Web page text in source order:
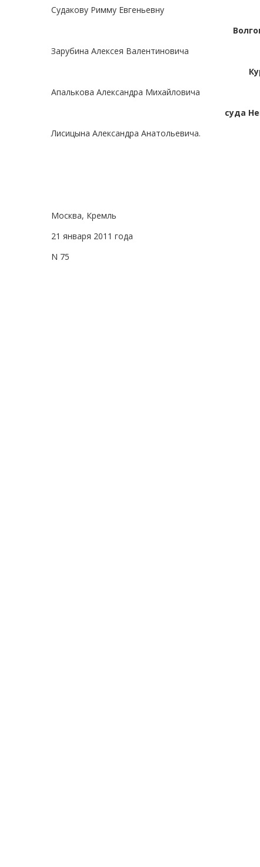
Судакову Римму Евгеньевну
Зарубина Алексея Валентиновича
Апалькова Александра Михайловича
суда
Лисицына Александра Анатольевича.
Москва, Кремль
21 января 2011 года
N 75